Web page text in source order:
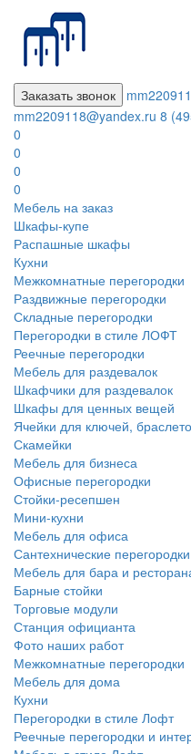
Заказать звонок
mm2209118@yandex.ru 8
0
0
0
0
Мебель на заказ
Шкафы-купе
Распашные шкафы
Кухни
Межкомнатные перегородки
Раздвижные перегородки
Складные перегородки
Перегородки в стиле ЛОФТ
Реечные перегородки
Мебель для раздевалок
Шкафчики для раздевалок
Шкафы для ценных вещей
Ячейки для ключей,
Скамейки
Мебель для бизнеса
Офисные перегородки
Стойки-ресепшен
Мини-кухни
Мебель для офиса
Сантехнические перегородки
Мебель для бара и
Барные стойки
Торговые модули
Станция официанта
Фото наших работ
Межкомнатные перегородки
Мебель для дома
Кухни
Перегородки в стиле Лофт
Реечные перегородки и